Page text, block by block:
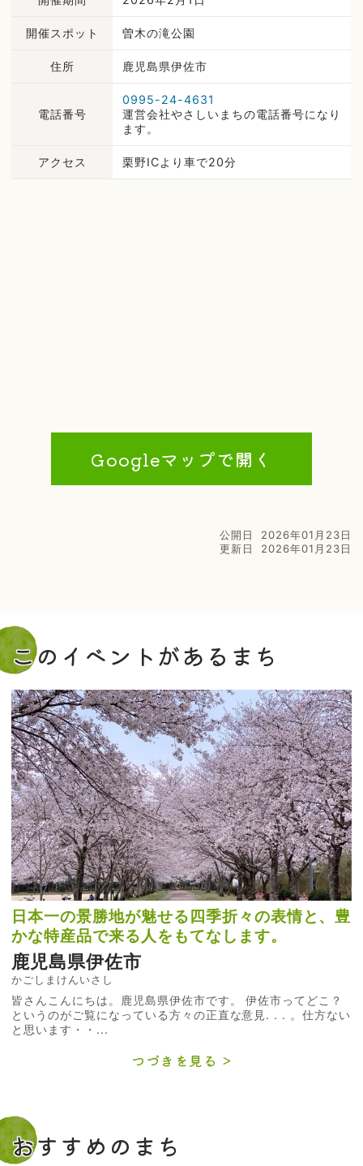
開催スポット 曽木の滝公園
住所 鹿児島県伊佐市
電話番号
0995-24-4631
運営会社やさしいまちの電話番号になり
ます。
アクセス 栗野ICより車で20分
Googleマップで開く
公開日
2026年01月23日
更新日
2026年01月23日
このイベントがあるまち
日本一の景勝地が魅せる四季折々の表情と、豊
かな特産品で来る人をもてなします。
鹿児島県伊佐市
かごしまけんいさし
皆さんこんにちは。鹿児島県伊佐市です。 伊佐市ってどこ？
というのがご覧になっている方々の正直な意見. . . 。仕方ない
と思います・・...
つづきを見る
おすすめのまち